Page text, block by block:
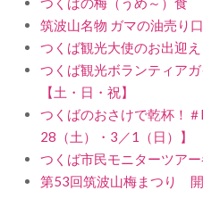
筑波山名物 ガマの油売り口
つくば観光大使のお出迎
つくば観光ボランティア
【土・日・祝】
つくばのおさけで乾杯！
28（土）・3／1（日）】
つくば市民モニターツア
第53回筑波山梅まつり